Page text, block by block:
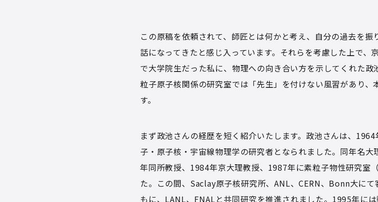
この原稿を依頼されて、師匠とは何かと考え、自分の過去を
話になってきたと感じ入っています。それらを考慮した上で、
で大学院生だった私に、物理への向き合い方を示してくれた
粒子原子核関係の研究室では「先生」を付けない風習があり
す。
まず政池さんの経歴を短く紹介いたします。政池さんは、
子・原子核・宇宙線物理学の研究者となられました。同年名
年同所教授、1984年京大理教授、1987年に素粒子物性研究室
た。この間、Saclay原子核研究所、ANL、CERN、Bonn大に
もに、LANL、FNALと共同研究を推進されました。1995年に